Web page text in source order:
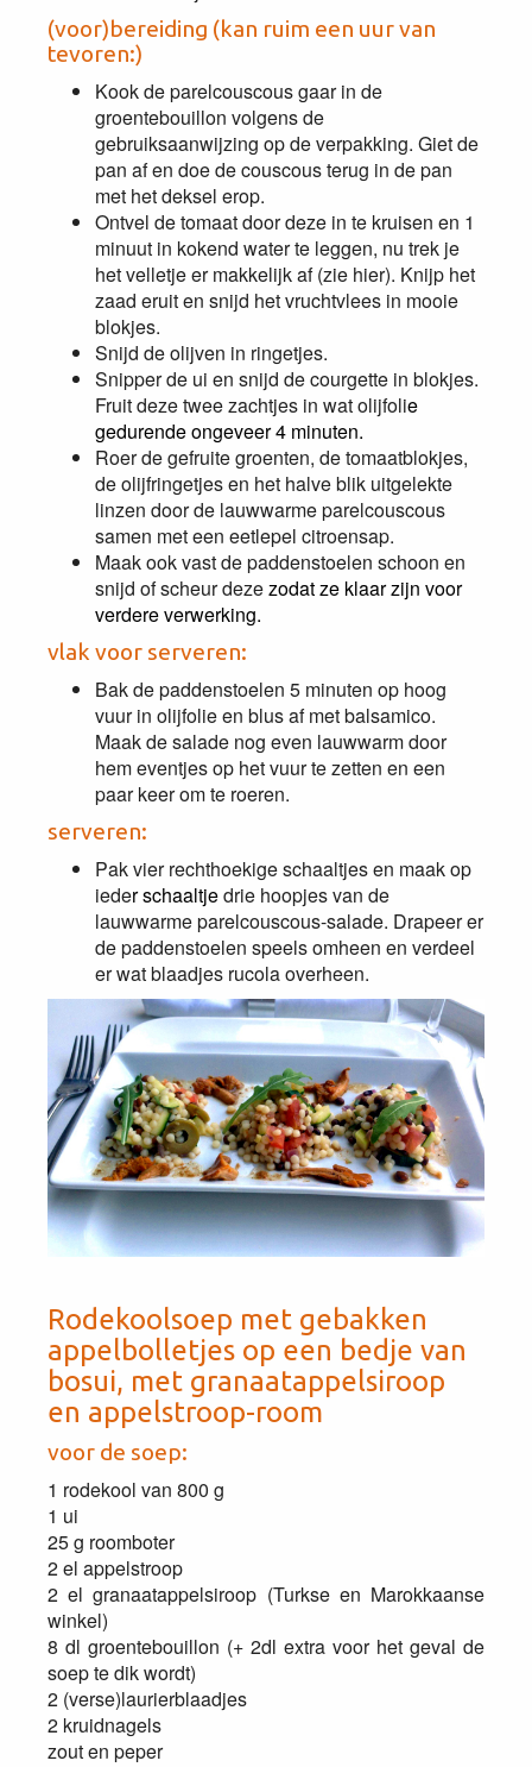
(voor)bereiding (kan ruim een uur van
tevoren:)
Kook de parelcouscous gaar in de
groentebouillon volgens de
gebruiksaanwijzing op de verpakking. Giet de
pan af en doe de couscous terug in de pan
met het deksel erop.
Ontvel de tomaat door deze in te kruisen en 1
minuut in kokend water te leggen, nu trek je
het velletje er makkelijk af (zie hier). Knijp het
zaad eruit en snijd het vruchtvlees in mooie
blokjes.
Snijd de olijven in ringetjes.
Snipper de ui en snijd de courgette in blokjes.
Fruit deze twee zachtjes in wat olijfolie
gedurende ongeveer 4 minuten.
Roer de gefruite groenten, de tomaatblokjes,
de olijfringetjes en het halve blik uitgelekte
linzen door de lauwwarme parelcouscous
samen met een eetlepel citroensap.
Maak ook vast de paddenstoelen schoon en
snijd of scheur dezezodat ze klaar zijn voor
verdere verwerking.
vlak voor serveren:
Bak de paddenstoelen 5 minuten op hoog
vuur in olijfolie en blus af met balsamico.
Maak de salade nog even lauwwarm door
hem eventjes op het vuur te zetten en een
paar keer om te roeren.
serveren:
Pak vier rechthoekige schaaltjes en maak op
ieder schaaltjedrie hoopjes van de
lauwwarme parelcouscous-salade. Drapeer er
de paddenstoelen speels omheen en verdeel
er wat blaadjes rucola overheen.
Rodekoolsoep met gebakken
appelbolletjes op een bedje van
bosui, met granaatappelsiroop
en appelstroop-room
voor de soep:
1 rodekool van 800 g
1 ui
25 g roomboter
2 el appelstroop
2 el granaatappelsiroop (Turkse en Marokkaanse
winkel)
8 dl groentebouillon (+ 2dl extra voor het geval de
soep te dik wordt)
2 (verse)laurierblaadjes
2 kruidnagels
zout en peper